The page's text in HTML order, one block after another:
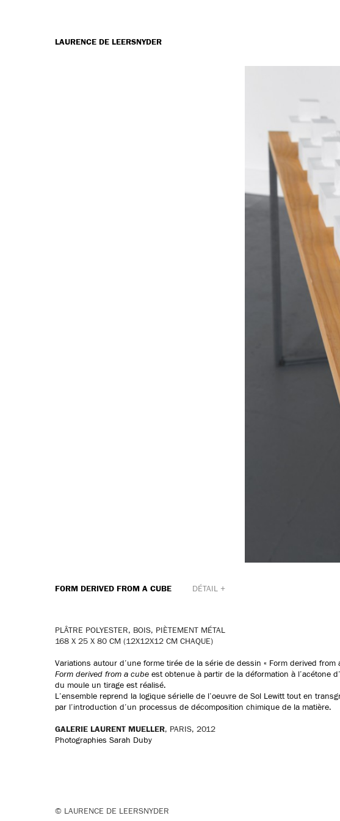
LAURENCE DE LEERSNYDER
FORM DERIVED FROM A CUBE DÉTAIL +
PLÂTRE POLYESTER, BOIS, PIÈTEMENT MÉTAL
168 X 25 X 80 CM (12X12X12 CM CHAQUE)
Variations autour d’une forme tirée de la série de dessin « Form derived from
Form derived from a cube est obtenue à partir de la déformation à l’acétone
du moule un tirage est réalisé.
L’ensemble reprend la logique sérielle de l’oeuvre de Sol Lewitt tout en
par l’introduction d’un processus de décomposition chimique de la matière.
GALERIE LAURENT MUELLER, PARIS, 2012
Photographies Sarah Duby
© LAURENCE DE LEERSNYDER